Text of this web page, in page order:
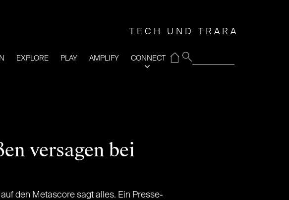
TECH UND TRARA
EXPLORE PLAY AMPLIFY CONNECT
⌂
versagen bei
den Metascore sagt alles. Ein Presse-